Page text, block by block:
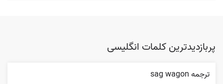
پربازدیدترین کلمات انگلیسی
ترجمه sag wagon